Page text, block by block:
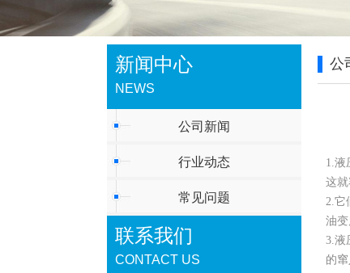
新闻中心
NEWS
公司新闻
行业动态
常见问题
联系我们
CONTACT US
公
1.液
这
2.它
油变
3.液
的